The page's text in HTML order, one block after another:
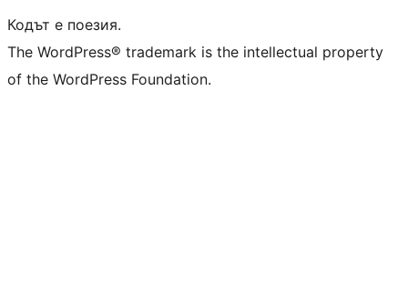
Кодът е поезия.
The WordPress® trademark is the intellectual property
of the WordPress Foundation.